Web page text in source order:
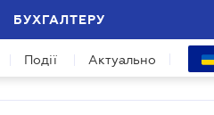
БУХГАЛТЕРУ
Події Актуально